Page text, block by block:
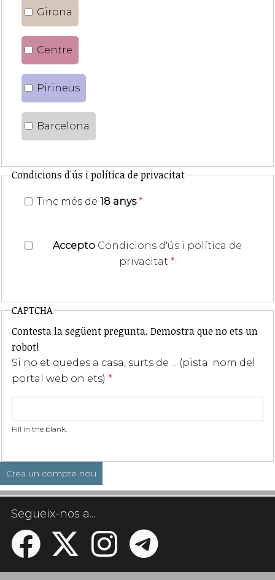
Girona
Centre
Pirineus
Barcelona
Condicions d'ús i política de privacitat
Tinc més de 18 anys *
Accepto Condicions d'ús i política de
privacitat *
CAPTCHA
Contesta la següent pregunta. Demostra que no ets un
robot!
Si no et quedes a casa, surts de ... (pista: nom del
portal web on ets) *
Fill in the blank.
Segueix-nos a...